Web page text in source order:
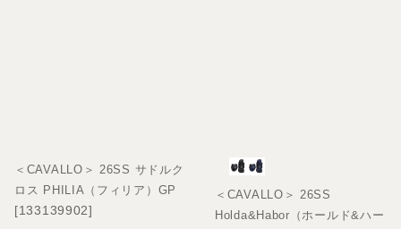
＜CAVALLO＞ 26SS サドルク
ロス PHILIA（フィリア）GP
[133139902]
＜CAVALLO＞ 26SS
Holda&Habor（ホールド&ハー